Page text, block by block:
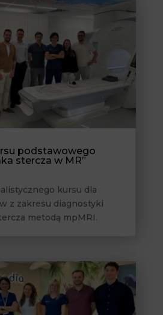
podstawowego
stercza w MR”
kursu dla
z zakresu diagnostyki
metodą mpMRI.